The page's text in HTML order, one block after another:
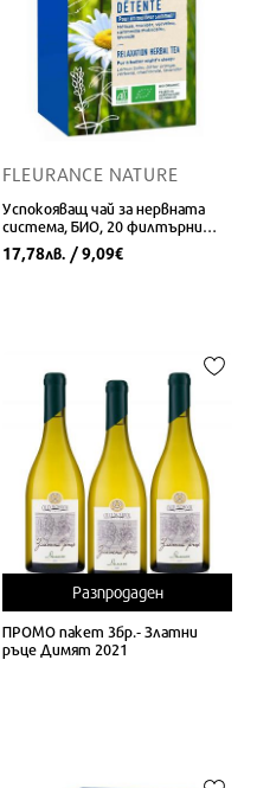
FLEURANCE NATURE
Успокояващ чай за нервната
система, БИО, 20 филтърни
пакетчета
17,78лв. / 9,09€
Разпродаден
ПРОМО пакет 3бр.- Златни
ръце Димят 2021